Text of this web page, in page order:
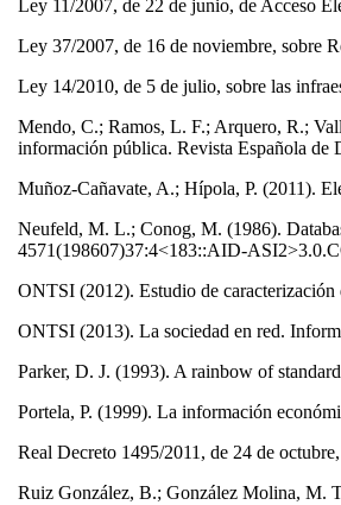
Ley 11/2007, de 22 de junio, de Acceso
Ley 37/2007, de 16 de noviembre, sobre
Ley 14/2010, de 5 de julio, sobre las
Mendo, C.; Ramos, L. F.; Arquero, R.;
información pública. Revista Española
Muñoz-Cañavate, A.; Hípola, P. (2011).
Neufeld, M. L.; Conog, M. (1986).
4571(198607)37:4<183::AID-
ONTSI (2012). Estudio de
ONTSI (2013). La sociedad en red.
Parker, D. J. (1993). A rainbow of
Portela, P. (1999). La información
Real Decreto 1495/2011, de 24 de
Ruiz González, B.; González Molina, M.